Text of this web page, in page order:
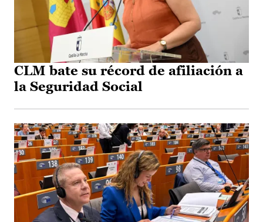
CLM bate su récord de afiliación a
la Seguridad Social